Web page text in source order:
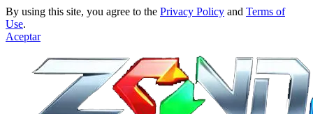
By using this site, you agree to the Privacy Policy and Terms of
Use.
Aceptar